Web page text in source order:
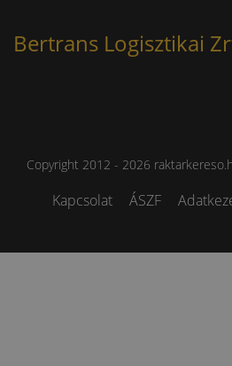
Bertrans Logisztikai
Copyright 2012 - 2026
Kapcsolat ÁSZF